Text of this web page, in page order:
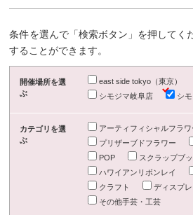
条件を選んで「検索ボタン」を押してく
することができます。
開催場所を選
ぶ
east side tokyo（東京）
シモジマ岐阜店
シ
カテゴリを選
ぶ
アーティフィシャルフラワ
プリザーブドフラワー
POP
スクラップブ
ハワイアンリボンレイ
クラフト
ディスプレ
その他手芸・工芸